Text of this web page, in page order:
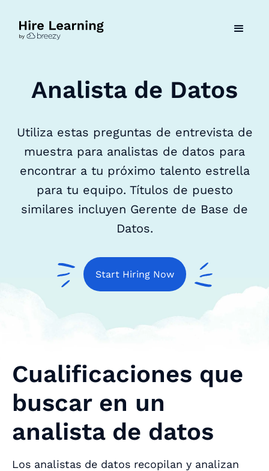
Analista de Datos
Utiliza estas preguntas de entrevista de
muestra para analistas de datos para
encontrar a tu próximo talento estrella
para tu equipo. Títulos de puesto
similares incluyen Gerente de Base de
Datos.
Start Hiring Now
Cualificaciones que
buscar en un
analista de datos
Los analistas de datos recopilan y analizan